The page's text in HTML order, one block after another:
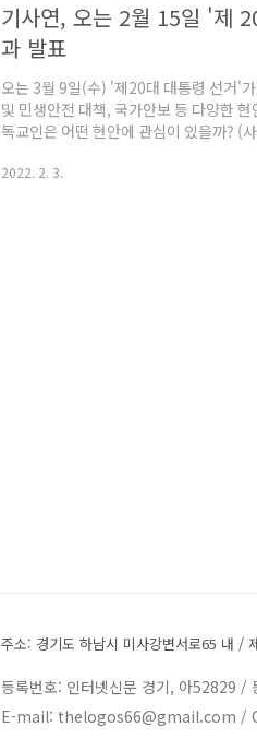
요 사회 현안 가운데 부동산 정책 등 경제
기사연, 오는 2월 15일 '제
과 발표
오는 3월 9일(수) '제20대 대통령 선거'
및 민생안전 대책, 국가안보 등 다양한
독교인은 어떤 현안에 관심이 있을까? (
'2021 주요 사회 현안에 대한 개신교인
분야로 주제를 나눠 분석했다"라며 이
2022. 2. 3.
주소: 경기도 하남시 미사강변서로65 내 /
등록번호: 인터넷신문 경기, 아52829
E-mail: thelogos66@gmail.com /